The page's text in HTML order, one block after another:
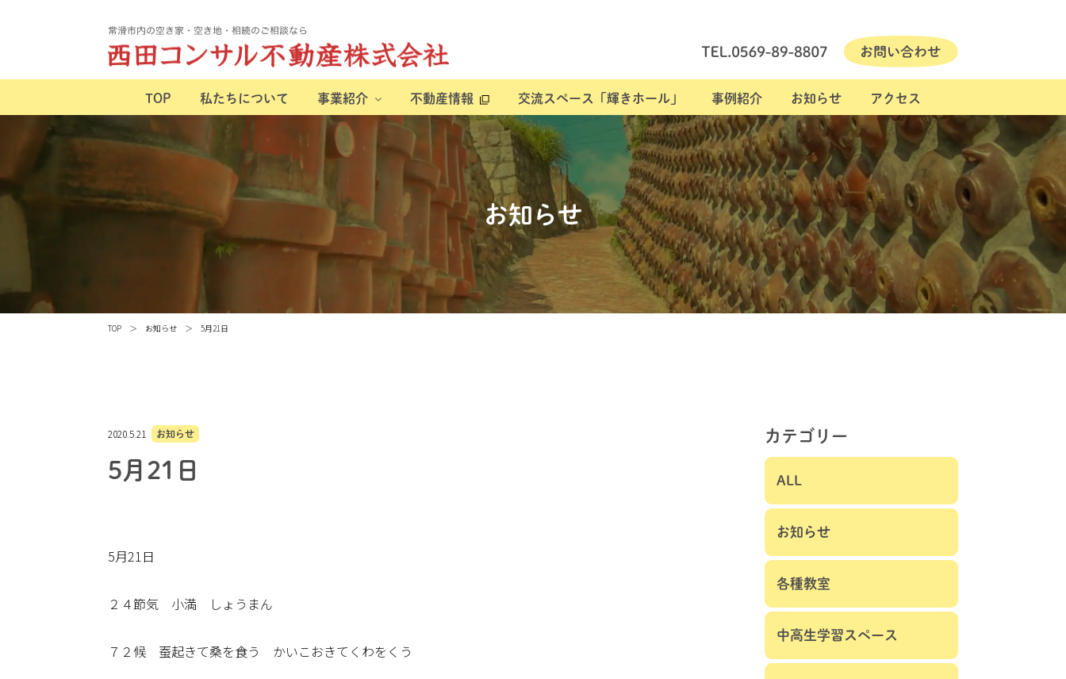
TOP 私たちについて 事業紹介 不動産情報 交流スペース「輝きホール」 事例紹介 お知らせ アクセス
お知らせ
TOP お知らせ 5月21日
2020.5.21 お知らせ
5月21日
5月21日
２４節気 小満 しょうまん
７２候 蚕起きて桑を食う かいこおきてくわをくう
カテゴリー
ALL
お知らせ
各種教室
中高生学習スペース